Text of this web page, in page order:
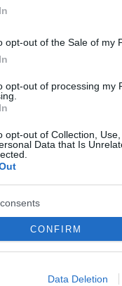
opt-out of the Sale of my
opt-out of processing my
opt-out of Collection,
Data that Is
allow Google to enable
identifiers in apps.
allow my user data to be
CONFIRM
Data Deletion
Könyvtár Galéria,
Évával) 2002.
1995. Fáklya Klub,
Trienálé,
2002. Falu
1012 Budapest,
Egyesülete